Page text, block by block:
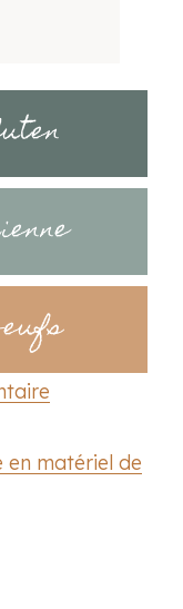
en matériel de